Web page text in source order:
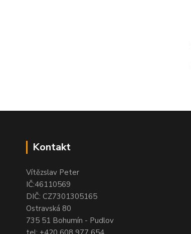
Kontakt
Vítězslav Peter
IČ:46110569
DIČ: CZ7301305165
Ostravská 80
735 51 Bohumín - Pudlov